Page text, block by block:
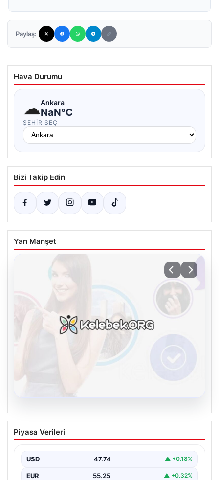
Paylaş:
Hava Durumu
☁Ankara
NaN°C
ŞEHIR SEÇ
Bizi Takip Edin
Yan Manşet
Kelebek.Org İle Sanal İletişimin Seviyeli
Adresi Ve Sohbet Deneyimi
oluşturması büyük bir hassasiyet ifade etmektedir.
Halen…
Piyasa Verileri
USD 47.74 ▲ +0.18%
EUR 55.25 ▲ +0.32%